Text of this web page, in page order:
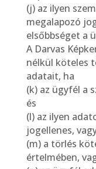
(j) az ilyen
megalapozó
elsőbbséget a
A Darvas
nélkül köteles
adatait, ha
(k) az ügyfél a
és
(l) az ilyen
jogellenes,
(m) a törlés
értelmében,